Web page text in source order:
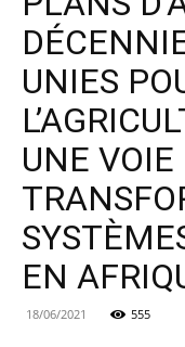
UNIES
UNE
EN
18/06/2021 555